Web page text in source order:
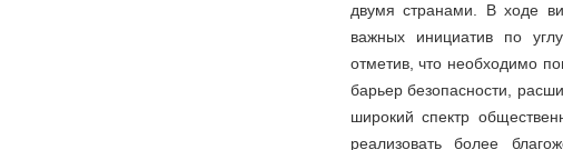
двумя странами. В ходе
важных инициатив по
отметив, что необходимо
барьер безопасности,
широкий спектр
реализовать более